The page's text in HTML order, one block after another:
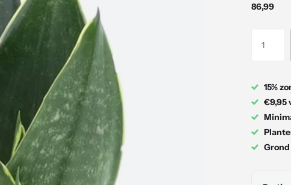
86,99
15%
€9,95